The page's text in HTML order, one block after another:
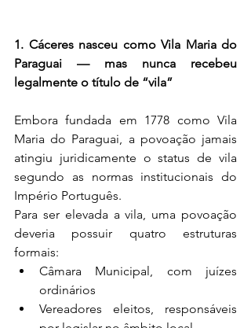
1. Cáceres nasceu como Vila Maria do
Paraguai — mas nunca recebeu
legalmente o título de “vila”
Embora fundada em 1778 como Vila
Maria do Paraguai, a povoação jamais
atingiu juridicamente o status de vila
segundo as normas institucionais do
Império Português.
Para ser elevada a vila, uma povoação
deveria possuir quatro estruturas
formais:
Câmara Municipal, com juízes
ordinários
Vereadores eleitos, responsáveis